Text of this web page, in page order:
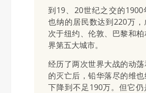
到19、20世纪之交的1900
也纳的居民数达到220万，
次于纽约、伦敦、巴黎和
界第五大城市。
经历了两次世界大战的动
的灭亡后，铅华落尽的维也
下降到不足190万。但它仍